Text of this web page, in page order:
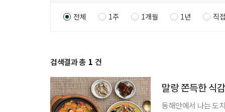
전체 1주 1개월 1년 직
검색결과 총 1 건
말랑 쫀득한 식
동해안에서 나는 도